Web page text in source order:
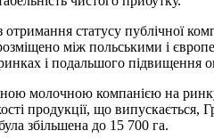
статусу публічної
між польськими і
і подальшого підвищення
молочною компанією на
продукції, що
збільшена до 15 700 га.